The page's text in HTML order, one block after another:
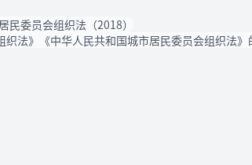
民委员会组织法（2018）
法》《中华人民共和国城市居民委员会组织法》